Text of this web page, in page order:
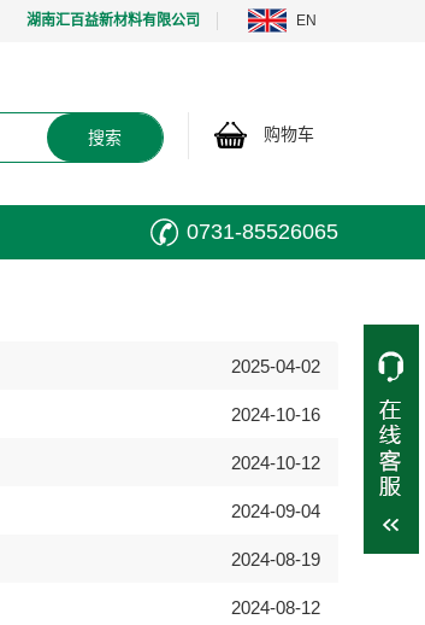
湖南汇百益新材料有限公司 EN
购物车
0731-85526065
2025-04-02
2024-10-16
2024-10-12
2024-09-04
2024-08-19
2024-08-12